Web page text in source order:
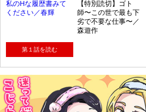
私のHな履歴書みて
ください／春輝
第１話を読む
【特別読切】ゴト
師〜この世で最も下
劣で不要な仕事〜／
森遊作